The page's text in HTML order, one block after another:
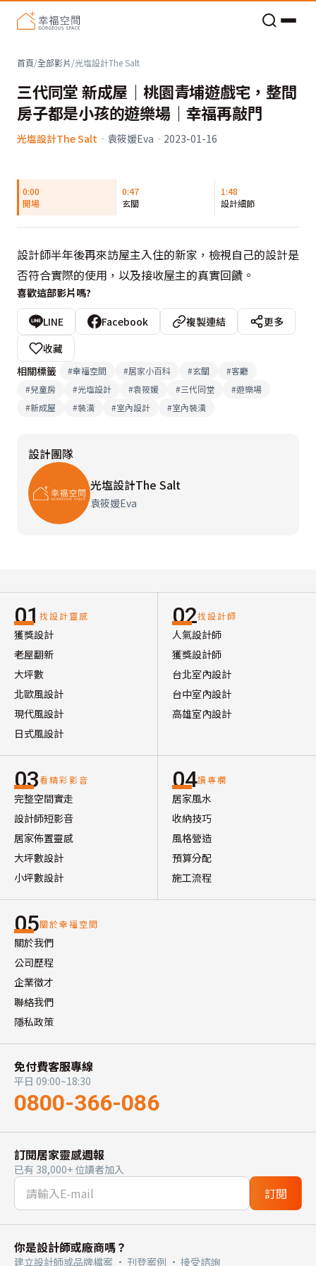
首頁/全部影片/光塩設計The Salt
三代同堂 新成屋｜桃園青埔遊戲宅，整間
房子都是小孩的遊樂場｜幸福再敲門
光塩設計The Salt · 袁筱媛Eva · 2023-01-16
0:00
開場
0:47
玄關
1:48
設計細節
設計師半年後再來訪屋主入住的新家，檢視自己的設計是
否符合實際的使用，以及接收屋主的真實回饋。
喜歡這部影片嗎?
LINE Facebook 複製連結
更多
收藏
相關標籤
#幸福空間 #居家小百科 #玄關 #客廳
#兒童房 #光塩設計 #袁筱媛 #三代同堂 #遊樂場
#新成屋 #裝潢 #室內設計 #室內裝潢
設計團隊
光塩設計The Salt
袁筱媛Eva
01 找設計靈感
獲獎設計
老屋翻新
大坪數
北歐風設計
現代風設計
日式風設計
02找設計師
人氣設計師
獲獎設計師
台北室內設計
台中室內設計
高雄室內設計
03看精彩影音
完整空間實走
設計師短影音
居家佈置靈感
大坪數設計
小坪數設計
04讀專欄
居家風水
收納技巧
風格營造
預算分配
施工流程
05關於幸福空間
關於我們
公司歷程
企業徵才
聯絡我們
隱私政策
免付費客服專線
平日 09:00~18:30
0800-366-086
訂閱居家靈感週報
已有 38,000+ 位讀者加入
訂閱
你是設計師或廠商嗎？
建立設計師或品牌檔案 · 刊登案例 · 接受諮詢